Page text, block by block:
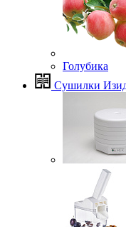
Голубика
Сушилки